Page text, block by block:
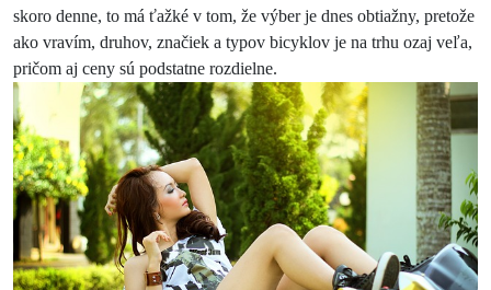
skoro denne, to má ťažké v tom, že výber je dnes obtiažny, pretože
ako vravím, druhov, značiek a typov bicyklov je na trhu ozaj veľa,
pričom aj ceny sú podstatne rozdielne.